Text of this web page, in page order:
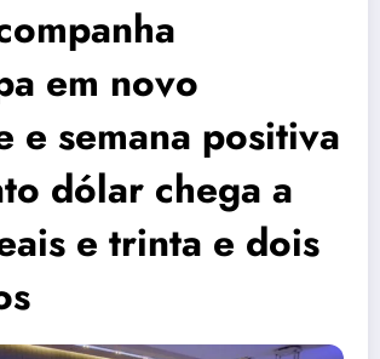
em novo
e semana positiva
dólar chega a
e trinta e dois